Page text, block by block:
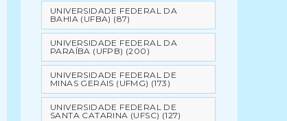
UNIVERSIDADE FEDERAL DA
BAHIA (UFBA) (87)
UNIVERSIDADE FEDERAL DA
PARAÍBA (UFPB) (200)
UNIVERSIDADE FEDERAL DE
MINAS GERAIS (UFMG) (173)
UNIVERSIDADE FEDERAL DE
SANTA CATARINA (UFSC) (127)